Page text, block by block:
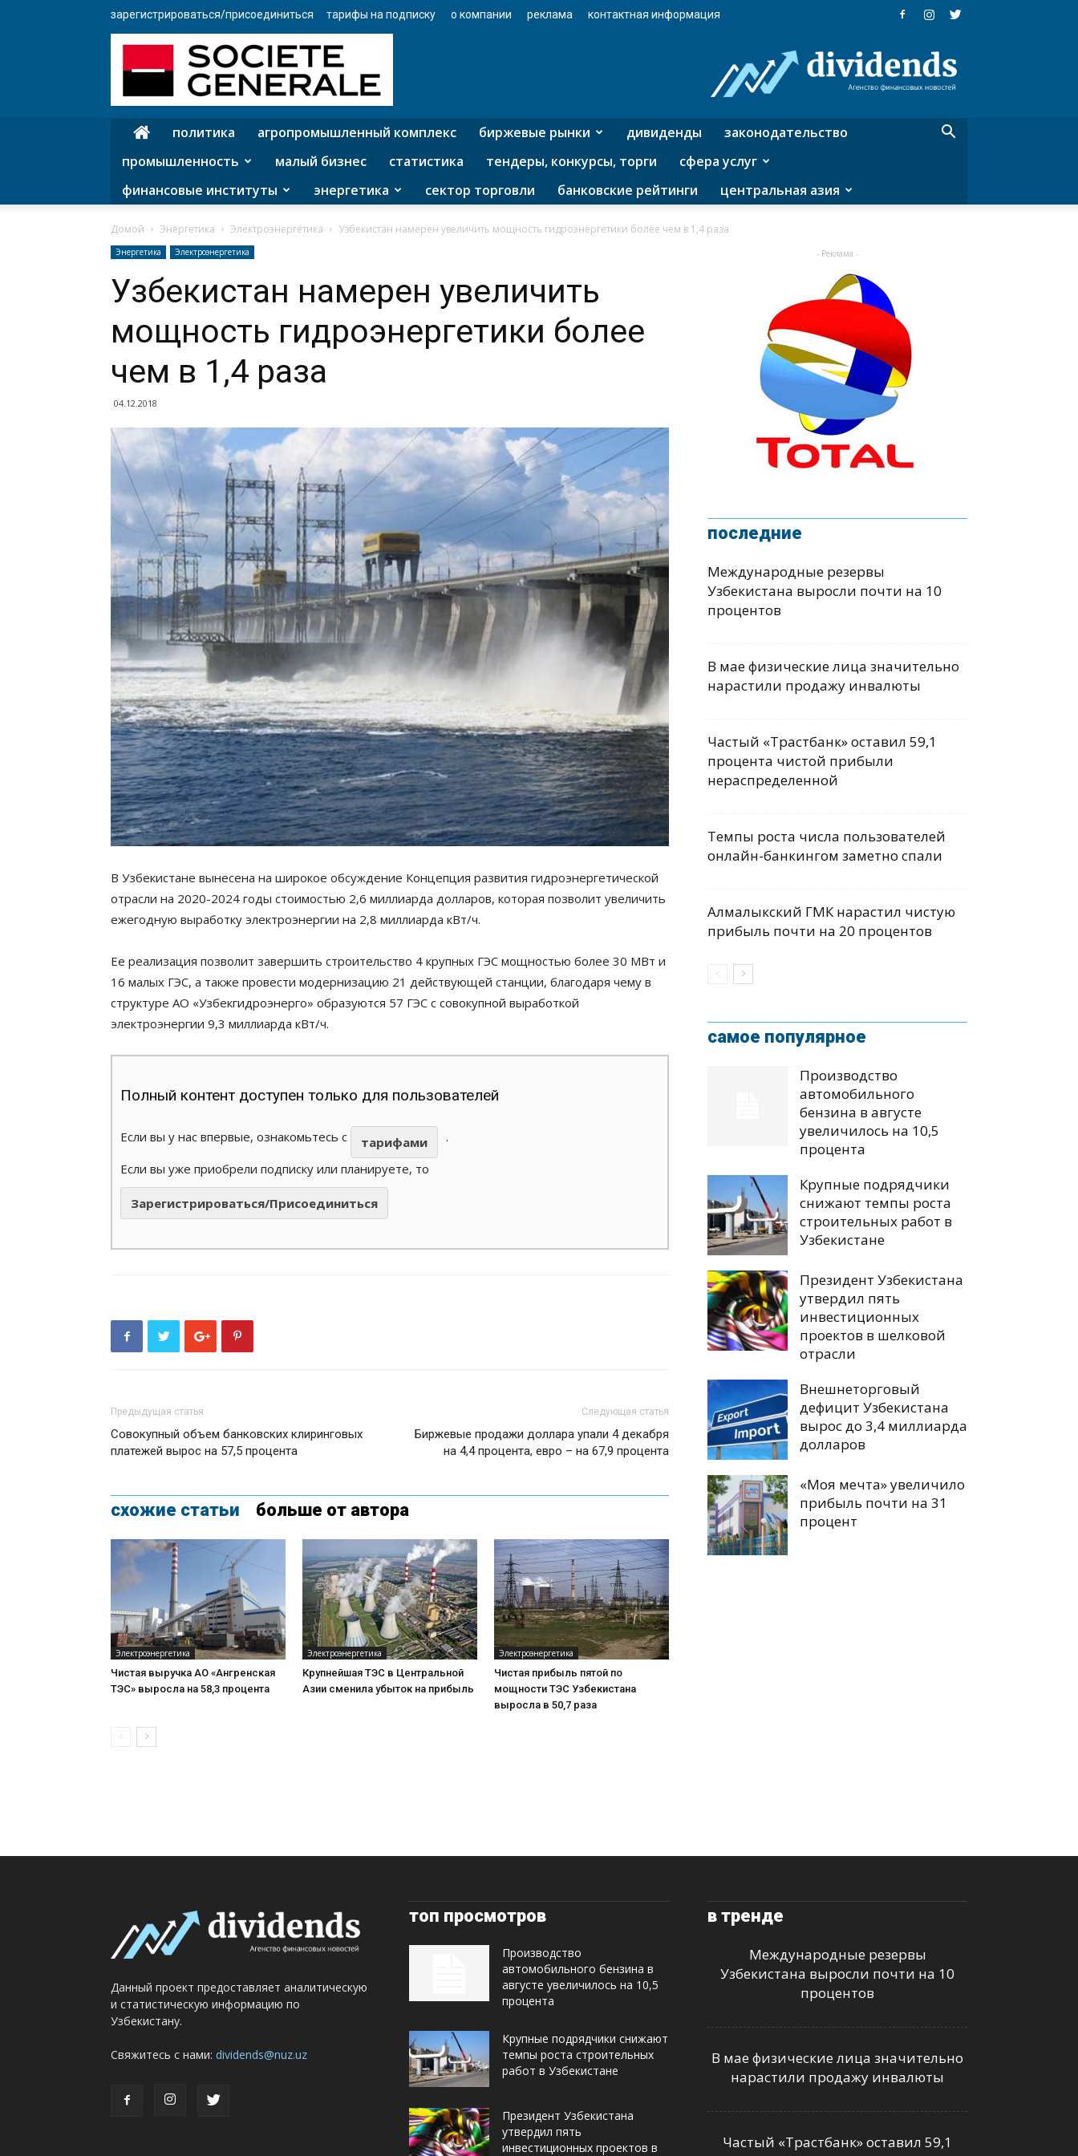
зарегистрироваться/присоединиться тарифы на подписку о компании реклама контактная информация
агентство
финансовых
политика агропромышленный комплекс биржевые рынки дивиденды
законодательство
промышленность
малый бизнес статистика тендеры, конкурсы, торги
сфера услуг
финансовые институты
энергетика сектор торговли банковские рейтинги центральная азия
Домой Энергетика Электроэнергетика Узбекистан намерен увеличить мощность гидроэнергетики более чем в 1,4 раза
Энергетика Электроэнергетика
Узбекистан намерен увеличить
мощность гидроэнергетики более
чем в 1,4 раза
04.12.2018
В Узбекистане вынесена на широкое обсуждение Концепция развития гидроэнергетической
отрасли на 2020-2024 годы стоимостью 2,6 миллиарда долларов, которая позволит увеличить
ежегодную выработку электроэнергии на 2,8 миллиарда кВт/ч.
Ее реализация позволит завершить строительство 4 крупных ГЭС мощностью более 30 МВт и
16 малых ГЭС, а также провести модернизацию 21 действующей станции, благодаря чему в
структуре АО «Узбекгидроэнерго» образуются 57 ГЭС с совокупной выработкой
электроэнергии 9,3 миллиарда кВт/ч.
Полный контент доступен только для пользователей
Если вы у нас впервые, ознакомьтесь с тарифами
.
Если вы уже приобрели подписку или планируете, то
Зарегистрироваться/Присоединиться
Предыдущая статья
Совокупный объем банковских клиринговых
платежей вырос на 57,5 процента
Следующая статья
Биржевые продажи доллара упали 4 декабря
на 4,4 процента, евро – на 67,9 процента
схожие статьи больше от автора
Электроэнергетика
Чистая выручка АО «Ангренская
ТЭС» выросла на 58,3 процента
Электроэнергетика
Крупнейшая ТЭС в Центральной
Азии сменила убыток на прибыль
Электроэнергетика
Чистая прибыль пятой по
мощности ТЭС Узбекистана
выросла в 50,7 раза
- Реклама -
последние
Международные резервы
Узбекистана выросли почти на 10
процентов
В мае физические лица значительно
нарастили продажу инвалюты
Частый «Трастбанк» оставил 59,1
процента чистой прибыли
нераспределенной
Темпы роста числа пользователей
онлайн-банкингом заметно спали
Алмалыкский ГМК нарастил чистую
прибыль почти на 20 процентов
самое популярное
Производство
автомобильного
бензина в августе
увеличилось на 10,5
процента
Крупные подрядчики
снижают темпы роста
строительных работ в
Узбекистане
Президент Узбекистана
утвердил пять
инвестиционных
проектов в шелковой
отрасли
Внешнеторговый
дефицит Узбекистана
вырос до 3,4 миллиарда
долларов
«Моя мечта» увеличило
прибыль почти на 31
процент
Данный проект предоставляет аналитическую
и статистическую информацию по
Узбекистану.
Свяжитесь с нами: dividends@nuz.uz
топ просмотров
Производство
автомобильного бензина в
августе увеличилось на 10,5
процента
Крупные подрядчики снижают
темпы роста строительных
работ в Узбекистане
Президент Узбекистана
утвердил пять
инвестиционных проектов в
в тренде
Международные резервы
Узбекистана выросли почти на 10
процентов
В мае физические лица значительно
нарастили продажу инвалюты
Частый «Трастбанк» оставил 59,1